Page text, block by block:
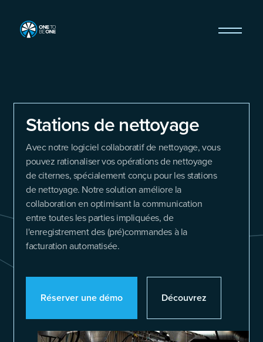
Stations de nettoyage
Avec notre logiciel collaboratif de nettoyage, vous
pouvez rationaliser vos opérations de nettoyage
de citernes, spécialement conçu pour les stations
de nettoyage. Notre solution améliore la
collaboration en optimisant la communication
entre toutes les parties impliquées, de
l'enregistrement des (pré)commandes à la
facturation automatisée.
Réserver une démo Découvrez